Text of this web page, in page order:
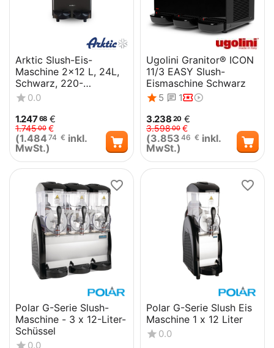
Arktic Slush-Eis-
Maschine 2x12 L, 24L,
Schwarz, 220-
240V/710W,
0.0
1.24768 €
1.74500 €
(1.484 74 € inkl.
MwSt.)
Ugolini Granitor® ICON
11/3 EASY Slush-
Eismaschine Schwarz
5
1
3.238 20 €
3.59800 €
(3.853 46 € inkl.
MwSt.)
Polar G-Serie Slush-
Maschine - 3 x 12-Liter-
Schüssel
0.0
Polar G-Serie Slush Eis
Maschine 1 x 12 Liter
0.0